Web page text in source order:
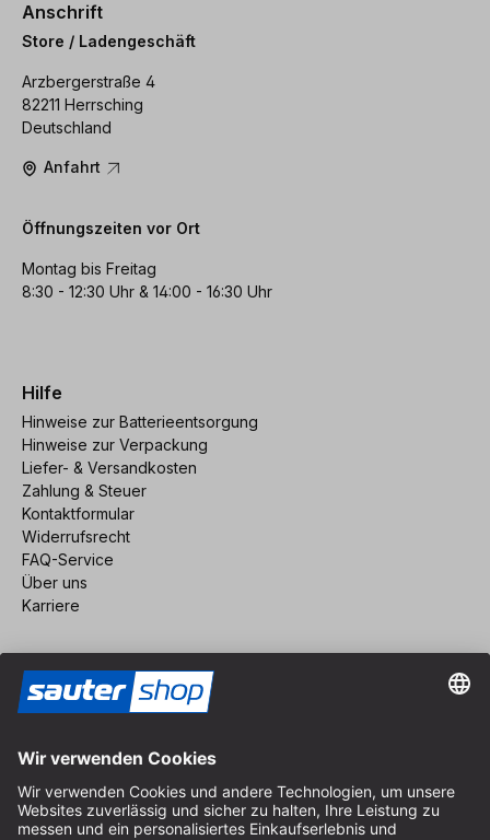
Anschrift
Store / Ladengeschäft
Arzbergerstraße 4
82211 Herrsching
Deutschland
Anfahrt
Öffnungszeiten vor Ort
Montag bis Freitag
8:30 - 12:30 Uhr & 14:00 - 16:30 Uhr
Hilfe
Hinweise zur Batterieentsorgung
Hinweise zur Verpackung
Liefer- & Versandkosten
Zahlung & Steuer
Kontaktformular
Widerrufsrecht
FAQ-Service
Über uns
Karriere
Impressum